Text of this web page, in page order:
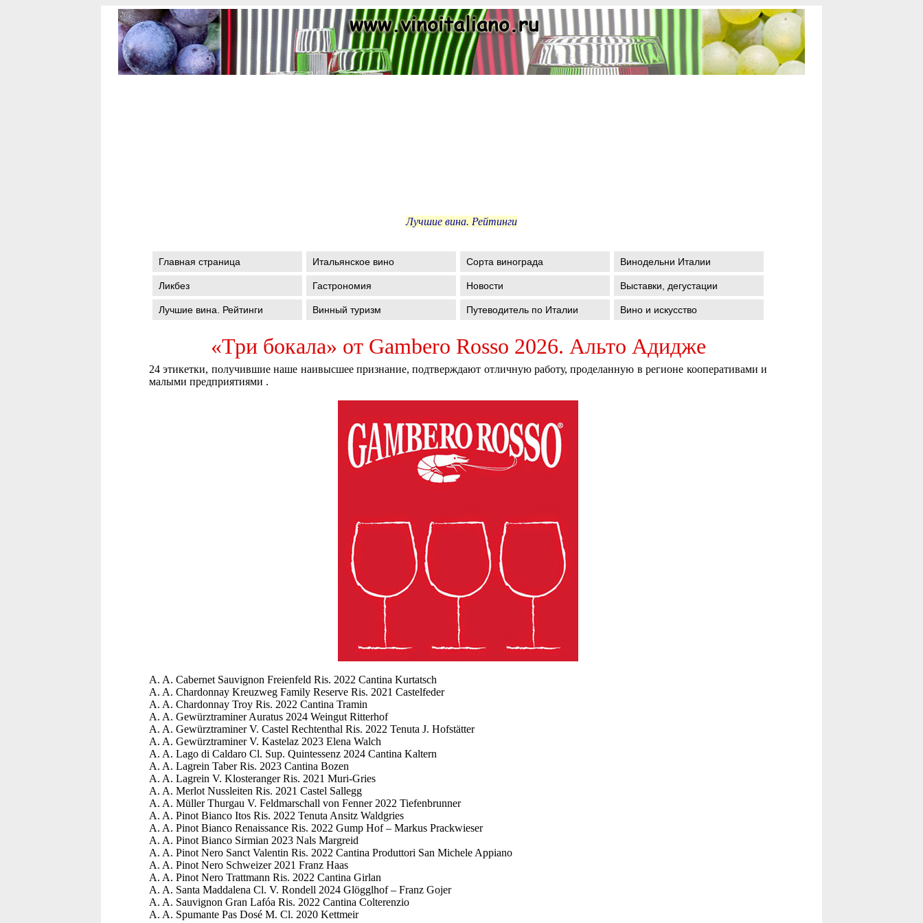
Лучшие вина. Рейтинги
Главная страница Итальянское вино Сорта винограда Винодельни Италии
Ликбез Гастрономия Новости Выставки, дегустации
Лучшие вина. Рейтинги Винный туризм Путеводитель по Италии Вино и искусство
«Три бокала» от Gambero Rosso 2026. Альто Адидже
24 этикетки, получившие наше наивысшее признание, подтверждают отличную работу, проделанную в регионе кооперативами и
малыми предприятиями .
A. A. Cabernet Sauvignon Freienfeld Ris. 2022 Cantina Kurtatsch
A. A. Chardonnay Kreuzweg Family Reserve Ris. 2021 Castelfeder
A. A. Chardonnay Troy Ris. 2022 Cantina Tramin
A. A. Gewürztraminer Auratus 2024 Weingut Ritterhof
A. A. Gewürztraminer V. Castel Rechtenthal Ris. 2022 Tenuta J. Hofstätter
A. A. Gewürztraminer V. Kastelaz 2023 Elena Walch
A. A. Lago di Caldaro Cl. Sup. Quintessenz 2024 Cantina Kaltern
A. A. Lagrein Taber Ris. 2023 Cantina Bozen
A. A. Lagrein V. Klosteranger Ris. 2021 Muri-Gries
A. A. Merlot Nussleiten Ris. 2021 Castel Sallegg
A. A. Müller Thurgau V. Feldmarschall von Fenner 2022 Tiefenbrunner
A. A. Pinot Bianco Itos Ris. 2022 Tenuta Ansitz Waldgries
A. A. Pinot Bianco Renaissance Ris. 2022 Gump Hof – Markus Prackwieser
A. A. Pinot Bianco Sirmian 2023 Nals Margreid
A. A. Pinot Nero Sanct Valentin Ris. 2022 Cantina Produttori San Michele Appiano
A. A. Pinot Nero Schweizer 2021 Franz Haas
A. A. Pinot Nero Trattmann Ris. 2022 Cantina Girlan
A. A. Santa Maddalena Cl. V. Rondell 2024 Glögglhof – Franz Gojer
A. A. Sauvignon Gran Lafóa Ris. 2022 Cantina Colterenzio
A. A. Spumante Pas Dosé M. Cl. 2020 Kettmeir